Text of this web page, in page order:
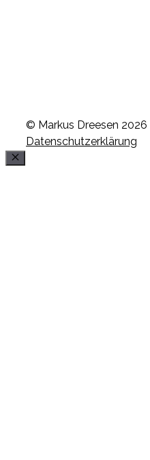
© Markus Dreesen 2026 |
Datenschutzerklärung
Schließen